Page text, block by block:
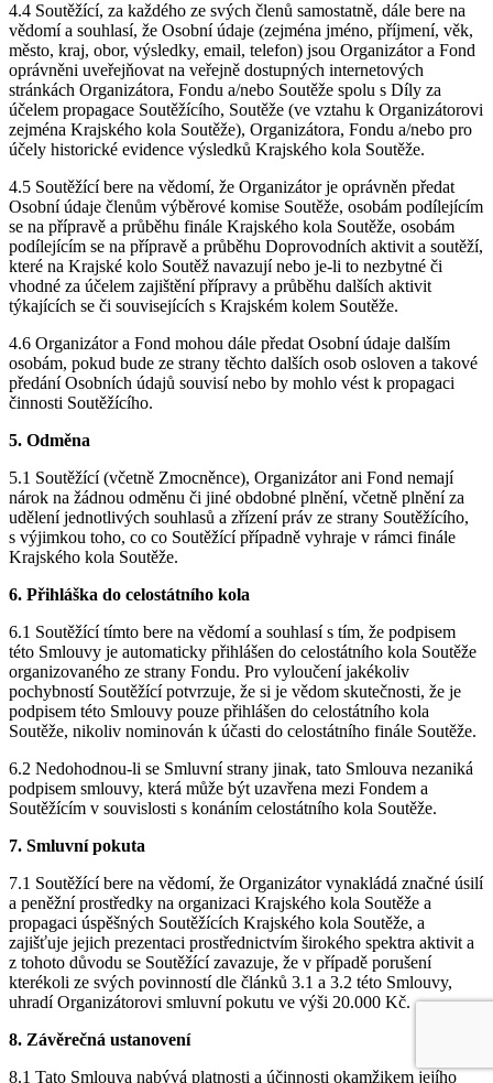
4.4 Soutěžící, za každého ze svých členů samostatně, dále bere na
vědomí a souhlasí, že Osobní údaje (zejména jméno, příjmení, věk,
město, kraj, obor, výsledky, email, telefon) jsou Organizátor a Fond
oprávněni uveřejňovat na veřejně dostupných internetových
stránkách Organizátora, Fondu a/nebo Soutěže spolu s Díly za
účelem propagace Soutěžícího, Soutěže (ve vztahu k Organizátorovi
zejména Krajského kola Soutěže), Organizátora, Fondu a/nebo pro
účely historické evidence výsledků Krajského kola Soutěže.
4.5 Soutěžící bere na vědomí, že Organizátor je oprávněn předat
Osobní údaje členům výběrové komise Soutěže, osobám podílejícím
se na přípravě a průběhu finále Krajského kola Soutěže, osobám
podílejícím se na přípravě a průběhu Doprovodních aktivit a soutěží,
které na Krajské kolo Soutěž navazují nebo je-li to nezbytné či
vhodné za účelem zajištění přípravy a průběhu dalších aktivit
týkajících se či souvisejících s Krajském kolem Soutěže.
4.6 Organizátor a Fond mohou dále předat Osobní údaje dalším
osobám, pokud bude ze strany těchto dalších osob osloven a takové
předání Osobních údajů souvisí nebo by mohlo vést k propagaci
činnosti Soutěžícího.
5. Odměna
5.1 Soutěžící (včetně Zmocněnce), Organizátor ani Fond nemají
nárok na žádnou odměnu či jiné obdobné plnění, včetně plnění za
udělení jednotlivých souhlasů a zřízení práv ze strany Soutěžícího,
s výjimkou toho, co co Soutěžící případně vyhraje v rámci finále
Krajského kola Soutěže.
6. Přihláška do celostátního kola
6.1 Soutěžící tímto bere na vědomí a souhlasí s tím, že podpisem
této Smlouvy je automaticky přihlášen do celostátního kola Soutěže
organizovaného ze strany Fondu. Pro vyloučení jakékoliv
pochybností Soutěžící potvrzuje, že si je vědom skutečnosti, že je
podpisem této Smlouvy pouze přihlášen do celostátního kola
Soutěže, nikoliv nominován k účasti do celostátního finále Soutěže.
6.2 Nedohodnou-li se Smluvní strany jinak, tato Smlouva nezaniká
podpisem smlouvy, která může být uzavřena mezi Fondem a
Soutěžícím v souvislosti s konáním celostátního kola Soutěže.
7. Smluvní pokuta
7.1 Soutěžící bere na vědomí, že Organizátor vynakládá značné úsilí
a peněžní prostředky na organizaci Krajského kola Soutěže a
propagaci úspěšných Soutěžících Krajského kola Soutěže, a
zajišťuje jejich prezentaci prostřednictvím širokého spektra aktivit a
z tohoto důvodu se Soutěžící zavazuje, že v případě porušení
kterékoli ze svých povinností dle článků 3.1 a 3.2 této Smlouvy,
uhradí Organizátorovi smluvní pokutu ve výši 20.000 Kč.
8. Závěrečná ustanovení
8.1 Tato Smlouva nabývá platnosti a účinnosti okamžikem jejího